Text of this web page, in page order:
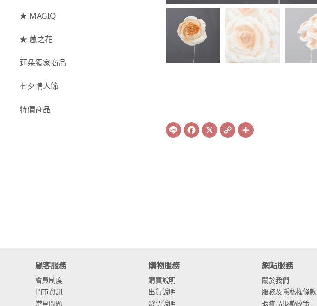
- 其他玫瑰
主花
菊花
-
蘭花⧸大理花
康乃馨
配花
- 滿天星⧸木滿天星
- 黑種草⧸東方黑種
★ MAGIQ
★ 葻之花
莉朵獨家商品
七夕情人節
特價商品
Line Facebook
X Copy
Link
顧客服務
會員制度
門市資訊
常見問題
購物服務
購買說明
出貨說明
發票說明
網站服務
關於我們
服務及隱私權條款
瑕疵品退款政策